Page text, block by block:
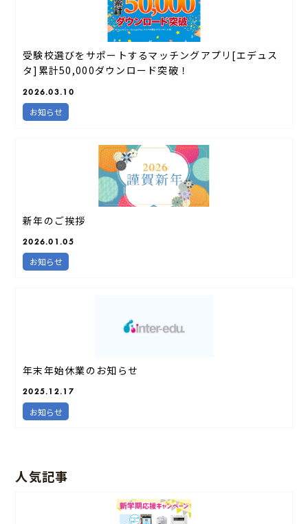
受験校選びをサポートするマッチングアプリ[エデュス
タ]累計50,000ダウンロード突破！
2026.03.10
お知らせ
新年のご挨拶
2026.01.05
お知らせ
年末年始休業のお知らせ
2025.12.17
お知らせ
人気記事